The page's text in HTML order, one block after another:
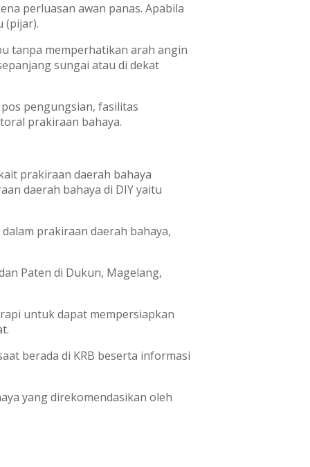
perluasan awan panas. Apabila
(pijar).
tanpa memperhatikan arah angin
sungai atau di dekat
pengungsian, fasilitas
prakiraan bahaya.
prakiraan daerah bahaya
daerah bahaya di DIY yaitu
prakiraan daerah bahaya,
Paten di Dukun, Magelang,
untuk dapat mempersiapkan
berada di KRB beserta informasi
yang direkomendasikan oleh